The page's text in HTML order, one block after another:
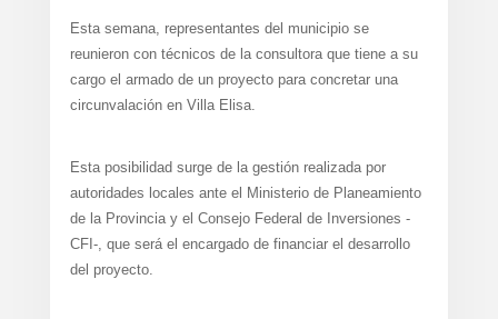
Esta semana, representantes del municipio se
reunieron con técnicos de la consultora que tiene a su
cargo el armado de un proyecto para concretar una
circunvalación en Villa Elisa.
Esta posibilidad surge de la gestión realizada por
autoridades locales ante el Ministerio de Planeamiento
de la Provincia y el Consejo Federal de Inversiones -
CFI-, que será el encargado de financiar el desarrollo
del proyecto.